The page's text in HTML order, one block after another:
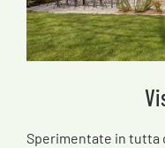
Sperimentate in tutta